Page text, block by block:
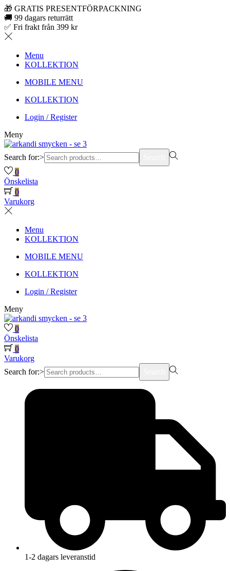
🎁 GRATIS PRESENTFÖRPACKNING
🚚 99 dagars returrätt
✅ Fri frakt från 399 kr
Menu
KOLLEKTION
MOBILE MENU
KOLLEKTION
Login / Register
Meny
Search for:>
0
Önskelista
0
Varukorg
Menu
KOLLEKTION
MOBILE MENU
KOLLEKTION
Login / Register
Meny
0
Önskelista
0
Varukorg
Search for:>
1-2 dagars leveranstid